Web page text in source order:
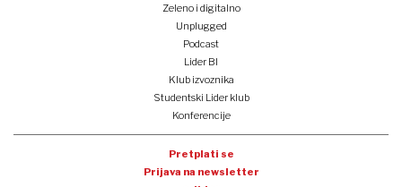
Zeleno i digitalno
Unplugged
Podcast
Lider BI
Klub izvoznika
Studentski Lider klub
Konferencije
Pretplati se
Prijava na newsletter